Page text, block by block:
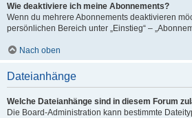
Wie deaktiviere ich meine Abonnements?
Wenn du mehrere Abonnements deaktivieren
persönlichen Bereich unter „Einstieg“ –
Nach oben
Dateianhänge
Welche Dateianhänge sind in diesem Forum
Die Board-Administration kann bestimmte